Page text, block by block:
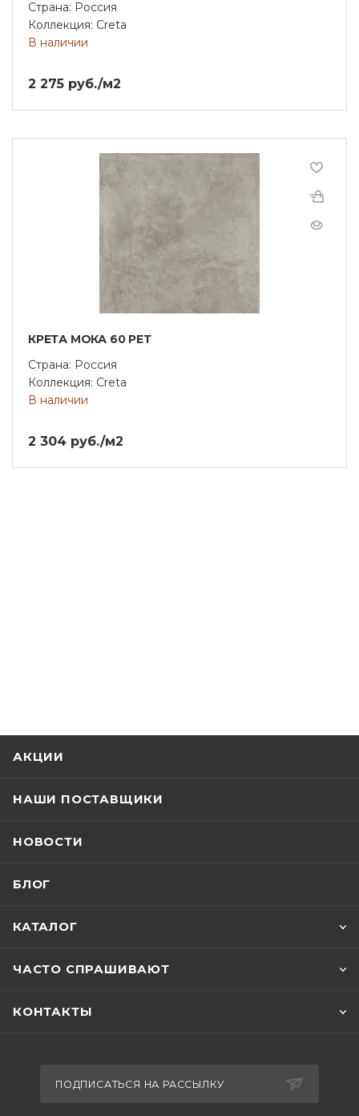
Страна: Россия
Коллекция: Creta
В наличии
2 275 руб./м2
КРЕТА МОКА 60 РЕТ
Страна: Россия
Коллекция: Creta
В наличии
2 304 руб./м2
АКЦИИ
НАШИ ПОСТАВЩИКИ
НОВОСТИ
БЛОГ
КАТАЛОГ
ЧАСТО СПРАШИВАЮТ
КОНТАКТЫ
ПОДПИСАТЬСЯ НА РАССЫЛКУ